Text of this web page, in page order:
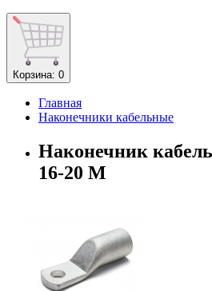
Корзина: 0
Главная
Наконечники кабельные
Наконечник
16-20 М